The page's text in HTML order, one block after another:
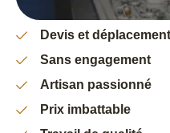
Devis et
Sans engagement
Artisan passionné
Prix imbattable